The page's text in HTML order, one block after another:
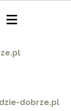
dobrze.pl